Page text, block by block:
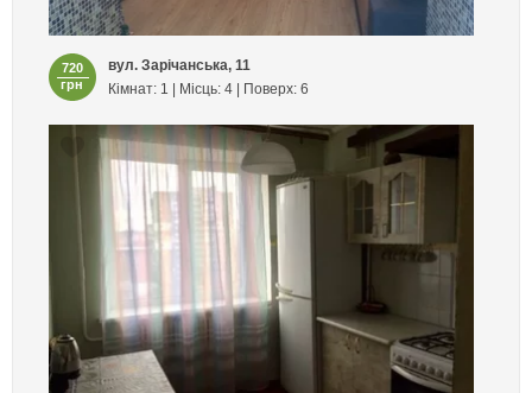
720
грн
вул. Зарічанська, 11
Кімнат: 1 | Місць: 4 | Поверх: 6